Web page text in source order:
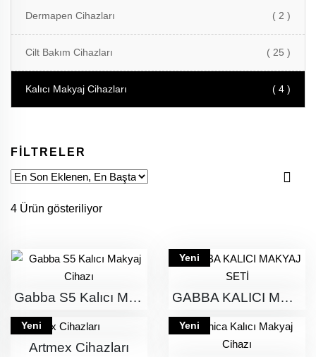
Dermapen Cihazları ( 2 )
Cilt Bakım Cihazları ( 25 )
Kalıcı Makyaj Cihazları ( 4 )
FİLTRELER
4 Ürün gösteriliyor
Gabba S5 Kalıcı Makyaj Cihazı
Yeni
GABBA KALICI MAKYAJ SETİ
Yeni
Artmex Cihazları
Yeni